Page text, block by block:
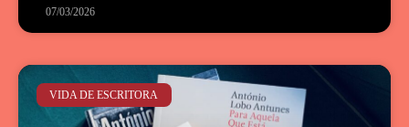
07/03/2026
VIDA DE ESCRITORA